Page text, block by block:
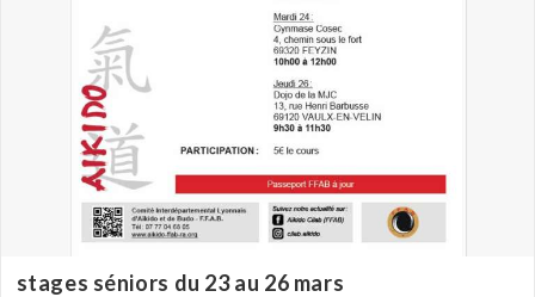
stages séniors du 23 au 26 mars